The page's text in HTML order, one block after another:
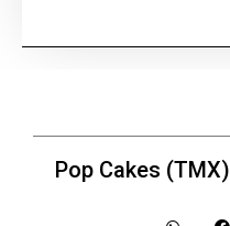
Pop Cakes (ΤΜΧ)